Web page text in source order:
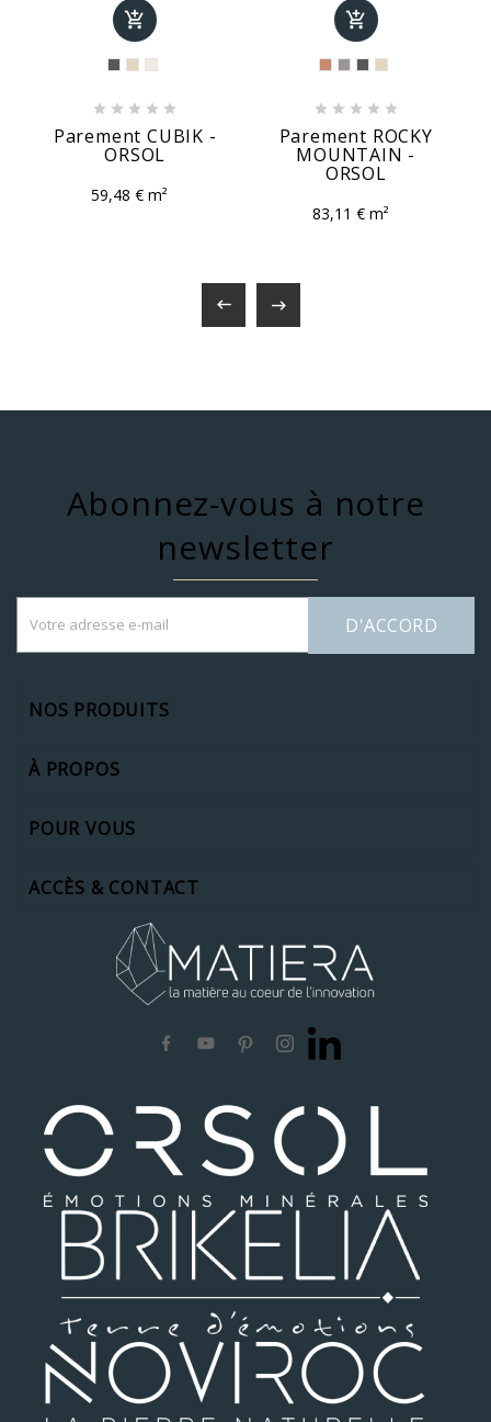

    
Parement CUBIK -
ORSOL
59,48 € m²

    
Parement ROCKY
MOUNTAIN -
ORSOL
83,11 € m²
 
Abonnez-vous à notre
newsletter
D'ACCORD
NOS PRODUITS
À PROPOS
POUR VOUS
ACCÈS & CONTACT